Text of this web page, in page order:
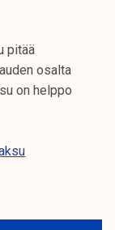
pitää
osalta
on helppo